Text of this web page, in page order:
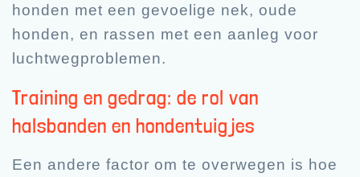
honden met een gevoelige nek, oude
honden, en rassen met een aanleg voor
luchtwegproblemen.
Training en gedrag: de rol van
halsbanden en hondentuigjes
Een andere factor om te overwegen is hoe